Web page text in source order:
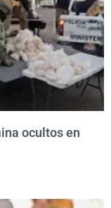
ocultos en